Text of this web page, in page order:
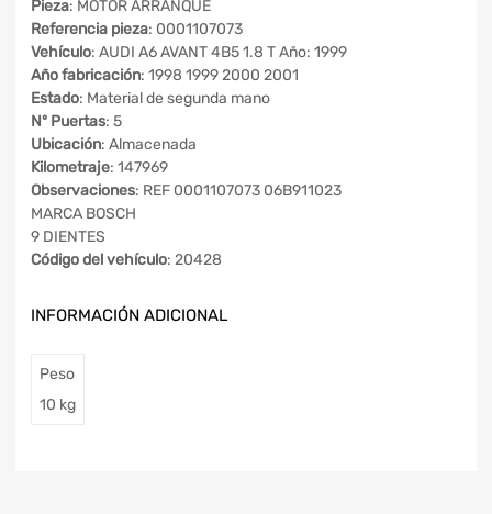
Pieza: MOTOR ARRANQUE
Referencia pieza: 0001107073
Vehículo: AUDI A6 AVANT 4B5 1.8 T Año: 1999
Año fabricación: 1998 1999 2000 2001
Estado: Material de segunda mano
Nº Puertas: 5
Ubicación: Almacenada
Kilometraje: 147969
Observaciones: REF 0001107073 06B911023
MARCA BOSCH
9 DIENTES
Código del vehículo: 20428
INFORMACIÓN ADICIONAL
Peso
10 kg